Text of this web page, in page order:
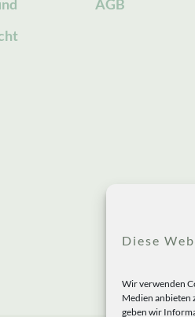
Diese
Wir verwenden
Medien anbieten
geben wir
AGB